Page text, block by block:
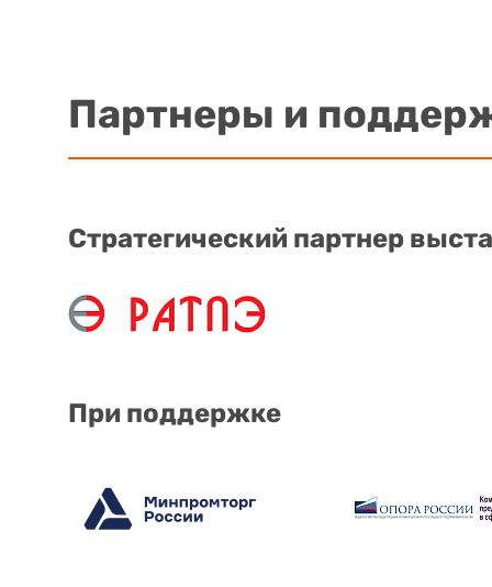
Партнеры и
Стратегический партнер
При поддержке